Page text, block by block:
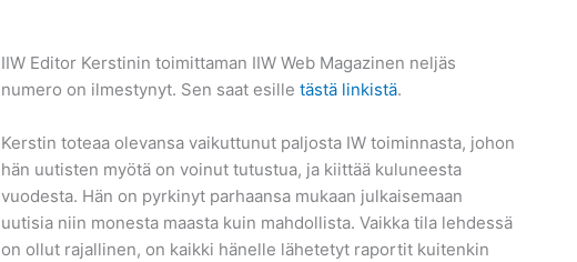
IIW Editor Kerstinin toimittaman IIW Web Magazinen neljäs
numero on ilmestynyt. Sen saat esille tästä linkistä.
Kerstin toteaa olevansa vaikuttunut paljosta IW toiminnasta, johon
hän uutisten myötä on voinut tutustua, ja kiittää kuluneesta
vuodesta. Hän on pyrkinyt parhaansa mukaan julkaisemaan
uutisia niin monesta maasta kuin mahdollista. Vaikka tila lehdessä
on ollut rajallinen, on kaikki hänelle lähetetyt raportit kuitenkin